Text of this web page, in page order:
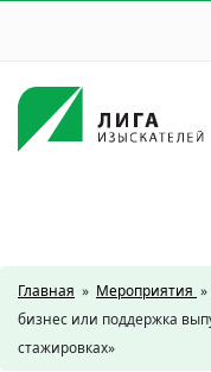
Главная » Мероприятия »
бизнес или поддержка
стажировках»